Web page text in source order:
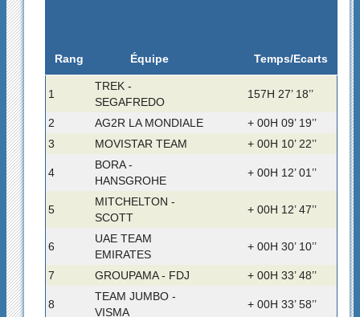
Rang Équipe Temps/Ecarts
1
TREK -
SEGAFREDO
157H 27’ 18’’
2 AG2R LA MONDIALE
+ 00H 09’ 19’’
3
MOVISTAR TEAM + 00H 10’ 22’’
4
BORA -
HANSGROHE
+ 00H 12’ 01’’
5
MITCHELTON -
SCOTT
+ 00H 12’ 47’’
6
UAE TEAM
EMIRATES
+ 00H 30’ 10’’
7 GROUPAMA - FDJ + 00H 33’ 48’’
8
TEAM JUMBO -
VISMA
+ 00H 33’ 58’’